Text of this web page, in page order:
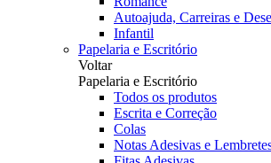
Autoajuda, Carreiras e
Infantil
Papelaria e Escritório
Voltar
Papelaria e Escritório
Todos os produtos
Escrita e Correção
Colas
Notas Adesivas e